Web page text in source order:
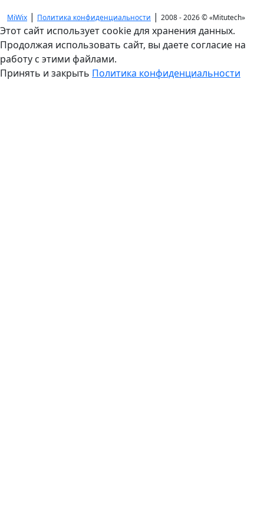
MiWix | Политика конфиденциальности | 2008 - 2026 ©«Mitutech»
Этот сайт использует cookie для хранения данных.
Продолжая использовать сайт, вы даете согласие на
работу с этими файлами.
Принять и закрыть Политика конфиденциальности